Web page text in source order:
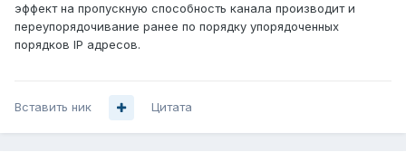
эффект на пропускную способность канала производит и
переупорядочивание ранее по порядку упорядоченных
порядков IP адресов.
Вставить ник Цитата